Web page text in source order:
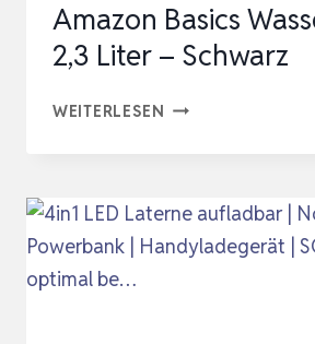
Amazon Basics
2,3 Liter – Schwarz
WEITERLESEN AMAZON
2,3
LITER